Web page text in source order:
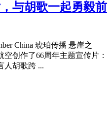
与胡歌一起勇毅前
China 琥珀传播 悬崖之
空创作了66周年主题宣传片：
人胡歌跨 ...